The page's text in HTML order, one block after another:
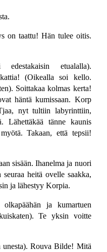
on taattu! Hän tulee oitis.
etualalla).
(Oikealla soi kello.
Soittakaa kolmas kerta!
häntä kumissaan. Korp
nyt tultiin labyrinttiin,
Lähettäkää tänne kaunis
Takaan, että tepsii!
sisään. Ihanelma ja nuori
heitä ovelle saakka,
ja lähestyy Korpia.
ja kumartuen
Te yksin voitte
unesta). Rouva Bilde! Mitä